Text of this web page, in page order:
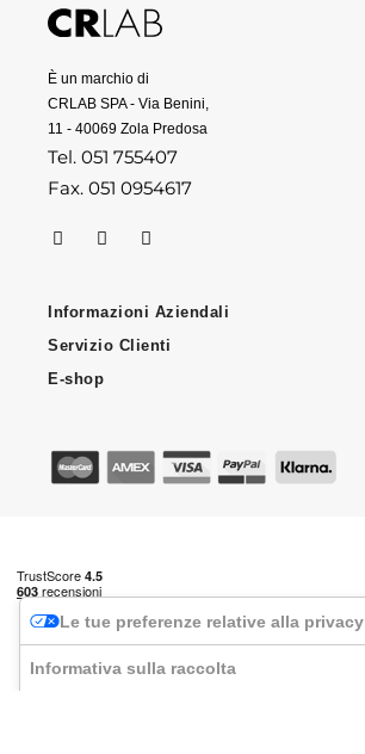
Prodotti professionali per capelli
È un marchio di
CRLAB SPA - Via Benini,
11 - 40069 Zola Predosa
Tel. 051 755407
Fax. 051 0954617
Informazioni Aziendali
Servizio Clienti
E-shop
Le tue preferenze relative alla privacy
Informativa sulla raccolta